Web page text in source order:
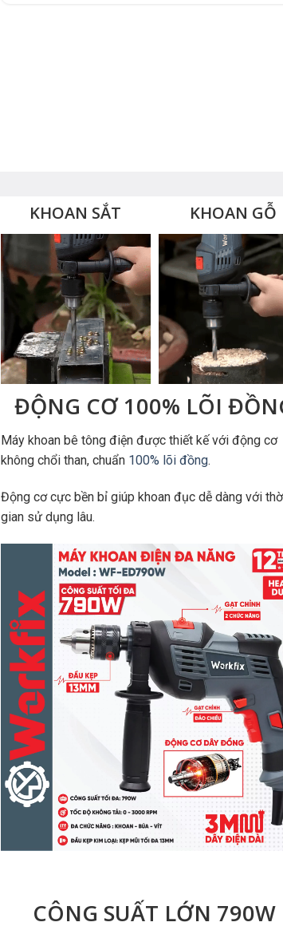
KHOAN SẮT KHOAN GỖ
ĐỘNG CƠ 100% LÕI
Máy khoan bê tông điện được thiết kế với động cơ
không chổi than, chuẩn 100% lõi đồng.
Động cơ cực bền bỉ giúp khoan đục dễ dàng với
gian sử dụng lâu.
CÔNG SUẤT LỚN 790W